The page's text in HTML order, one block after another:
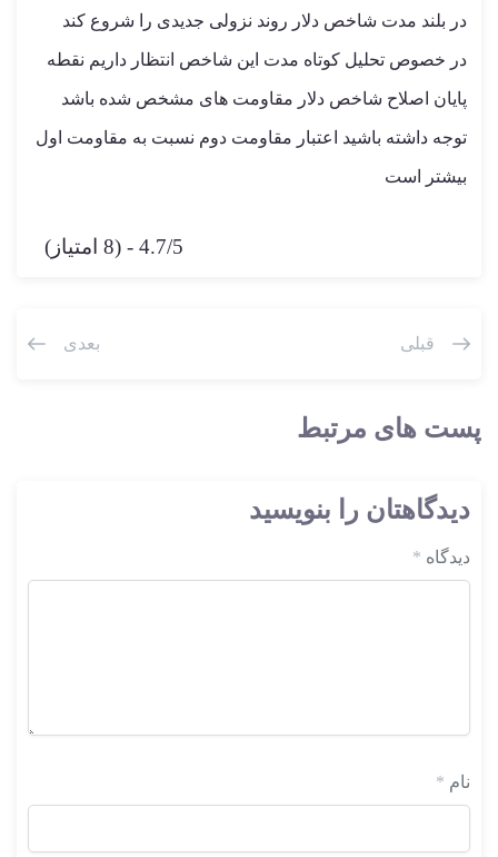
در بلند مدت شاخص دلار روند نزولی جدیدی را شروع کند
در خصوص تحلیل کوتاه مدت این شاخص انتظار داریم نقطه
پایان اصلاح شاخص دلار مقاومت های مشخص شده باشد
توجه داشته باشید اعتبار مقاومت دوم نسبت به مقاومت اول
بیشتر است
4.7/5 - (8 امتیاز)
قبلی بعدی
پست های مرتبط
دیدگاهتان را بنویسید
دیدگاه *
نام *